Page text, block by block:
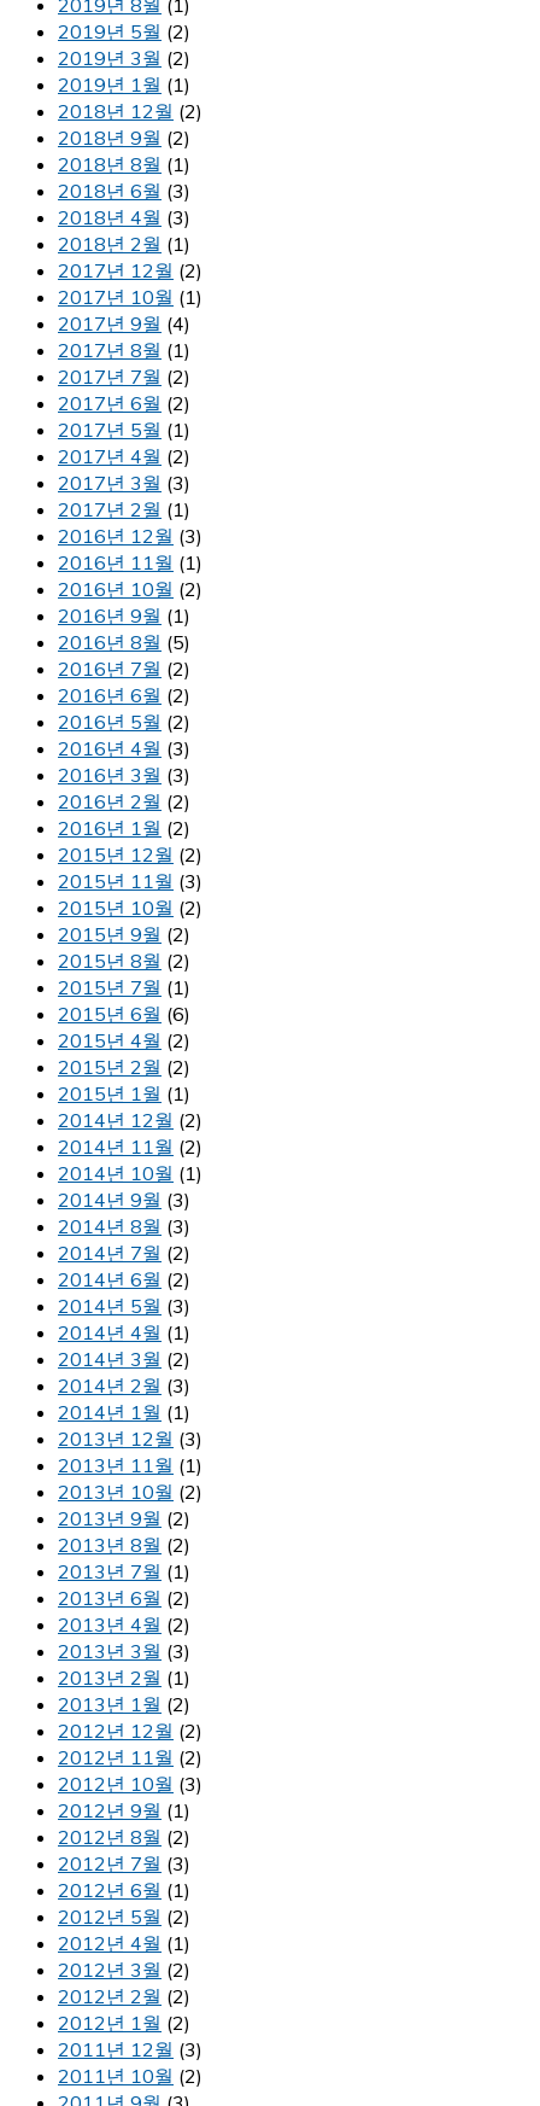
2019년 5월 (2)
2019년 3월 (2)
2019년 1월 (1)
2018년 12월 (2)
2018년 9월 (2)
2018년 8월 (1)
2018년 6월 (3)
2018년 4월 (3)
2018년 2월 (1)
2017년 12월 (2)
2017년 10월 (1)
2017년 9월 (4)
2017년 8월 (1)
2017년 7월 (2)
2017년 6월 (2)
2017년 5월 (1)
2017년 4월 (2)
2017년 3월 (3)
2017년 2월 (1)
2016년 12월 (3)
2016년 11월 (1)
2016년 10월 (2)
2016년 9월 (1)
2016년 8월 (5)
2016년 7월 (2)
2016년 6월 (2)
2016년 5월 (2)
2016년 4월 (3)
2016년 3월 (3)
2016년 2월 (2)
2016년 1월 (2)
2015년 12월 (2)
2015년 11월 (3)
2015년 10월 (2)
2015년 9월 (2)
2015년 8월 (2)
2015년 7월 (1)
2015년 6월 (6)
2015년 4월 (2)
2015년 2월 (2)
2015년 1월 (1)
2014년 12월 (2)
2014년 11월 (2)
2014년 10월 (1)
2014년 9월 (3)
2014년 8월 (3)
2014년 7월 (2)
2014년 6월 (2)
2014년 5월 (3)
2014년 4월 (1)
2014년 3월 (2)
2014년 2월 (3)
2014년 1월 (1)
2013년 12월 (3)
2013년 11월 (1)
2013년 10월 (2)
2013년 9월 (2)
2013년 8월 (2)
2013년 7월 (1)
2013년 6월 (2)
2013년 4월 (2)
2013년 3월 (3)
2013년 2월 (1)
2013년 1월 (2)
2012년 12월 (2)
2012년 11월 (2)
2012년 10월 (3)
2012년 9월 (1)
2012년 8월 (2)
2012년 7월 (3)
2012년 6월 (1)
2012년 5월 (2)
2012년 4월 (1)
2012년 3월 (2)
2012년 2월 (2)
2012년 1월 (2)
2011년 12월 (3)
2011년 10월 (2)